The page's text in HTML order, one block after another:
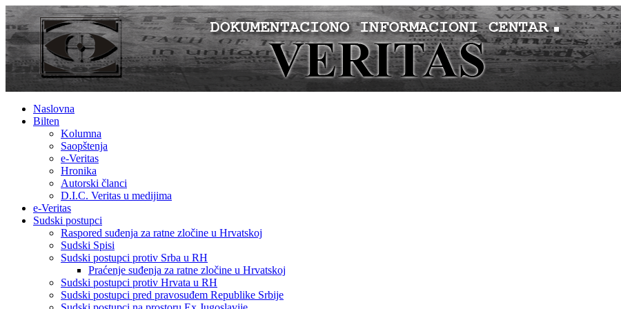
Naslovna
Bilten
Kolumna
Saopštenja
e-Veritas
Hronika
Autorski članci
D.I.C. Veritas u medijima
e-Veritas
Sudski postupci
Raspored suđenja za ratne zločine u Hrvatskoj
Sudski Spisi
Sudski postupci protiv Srba u RH
Praćenje suđenja za ratne zločine u Hrvatskoj
Sudski postupci protiv Hrvata u RH
Sudski postupci pred pravosuđem Republike Srbije